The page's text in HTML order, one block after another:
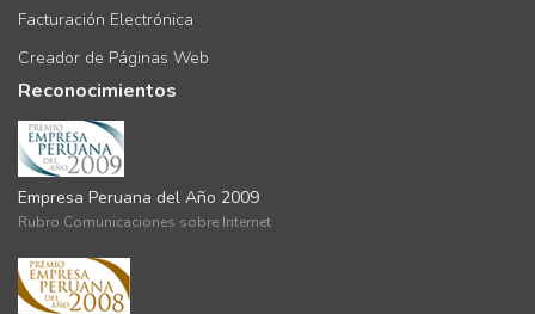
Facturación Electrónica
Creador de Páginas Web
Reconocimientos
Empresa Peruana del Año 2009
Rubro Comunicaciones sobre Internet